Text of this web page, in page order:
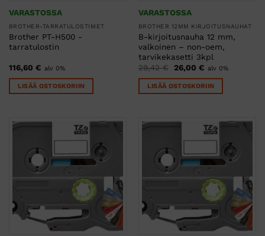
VARASTOSSA
BROTHER-TARRATULOSTIMET
Brother PT-H500 -
tarratulostin
116,60 € alv 0%
LISÄÄ OSTOSKORIIN
VARASTOSSA
BROTHER 12MM KIRJOITUSNAUHAT
B-kirjoitusnauha 12 mm,
valkoinen – non-oem,
tarvikekasetti 3kpl
29,42€ Alkuperäinen
hinta
oli:
29,42 €.
26,00 €Nykyinen
on:
26,00 €.
alv 0%
LISÄÄ OSTOSKORIIN